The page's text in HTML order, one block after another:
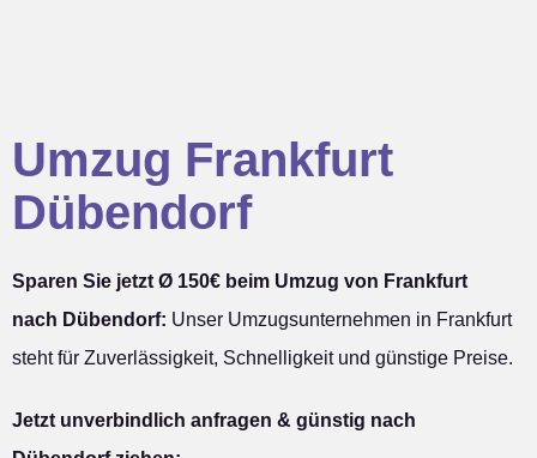
Umzug Frankfurt
Dübendorf
Sparen Sie jetzt Ø 150€ beim Umzug von Frankfurt
nach Dübendorf: Unser Umzugsunternehmen in Frankfurt
steht für Zuverlässigkeit, Schnelligkeit und günstige Preise.
Jetzt unverbindlich anfragen & günstig nach